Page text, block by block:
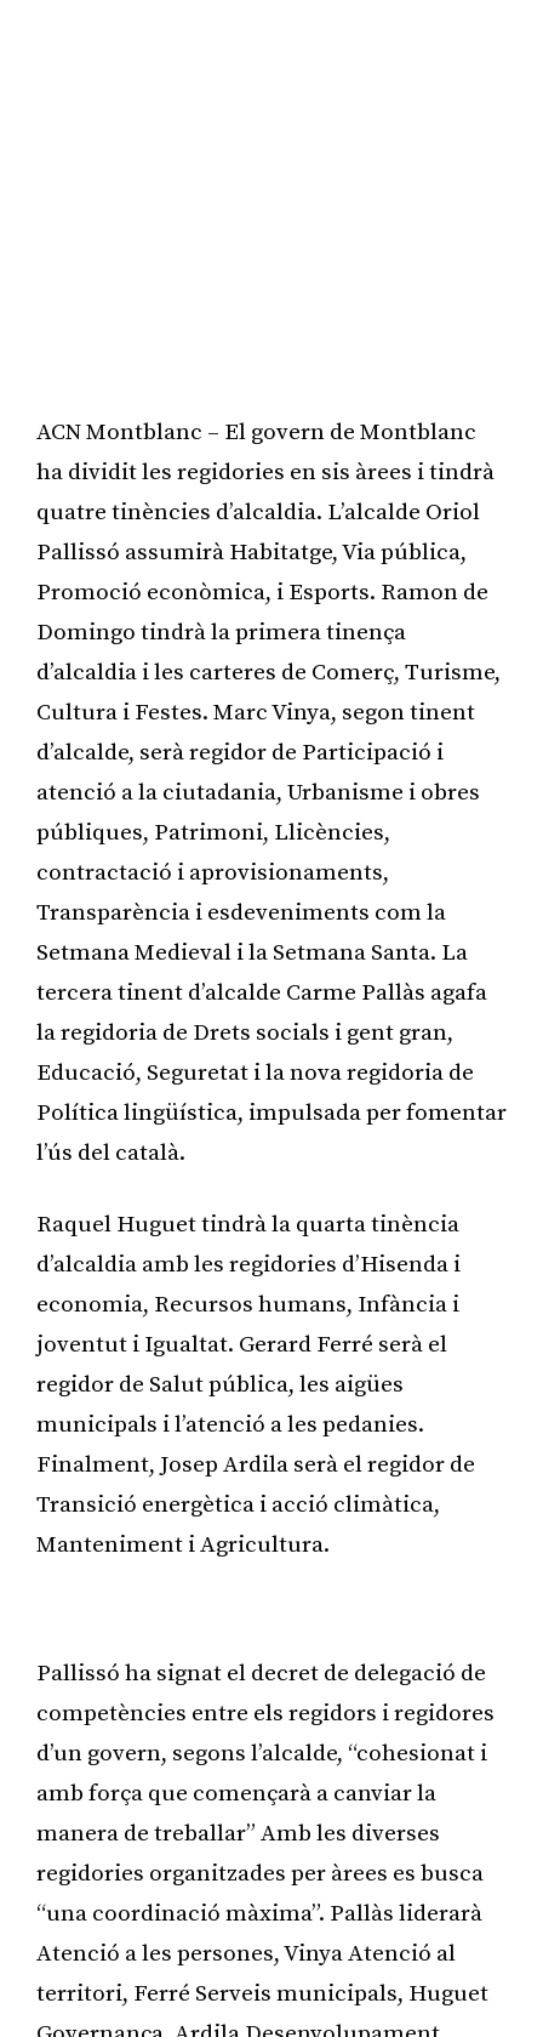
ACN Montblanc – El govern de Montblanc
ha dividit les regidories en sis àrees i tindrà
quatre tinències d’alcaldia. L’alcalde Oriol
Pallissó assumirà Habitatge, Via pública,
Promoció econòmica, i Esports. Ramon de
Domingo tindrà la primera tinença
d’alcaldia i les carteres de Comerç, Turisme,
Cultura i Festes. Marc Vinya, segon tinent
d’alcalde, serà regidor de Participació i
atenció a la ciutadania, Urbanisme i obres
públiques, Patrimoni, Llicències,
contractació i aprovisionaments,
Transparència i esdeveniments com la
Setmana Medieval i la Setmana Santa. La
tercera tinent d’alcalde Carme Pallàs agafa
la regidoria de Drets socials i gent gran,
Educació, Seguretat i la nova regidoria de
Política lingüística, impulsada per fomentar
l’ús del català.
Raquel Huguet tindrà la quarta tinència
d’alcaldia amb les regidories d’Hisenda i
economia, Recursos humans, Infància i
joventut i Igualtat. Gerard Ferré serà el
regidor de Salut pública, les aigües
municipals i l’atenció a les pedanies.
Finalment, Josep Ardila serà el regidor de
Transició energètica i acció climàtica,
Manteniment i Agricultura.
Pallissó ha signat el decret de delegació de
competències entre els regidors i regidores
d’un govern, segons l’alcalde, “cohesionat i
amb força que començarà a canviar la
manera de treballar” Amb les diverses
regidories organitzades per àrees es busca
“una coordinació màxima”. Pallàs liderarà
Atenció a les persones, Vinya Atenció al
territori, Ferré Serveis municipals, Huguet